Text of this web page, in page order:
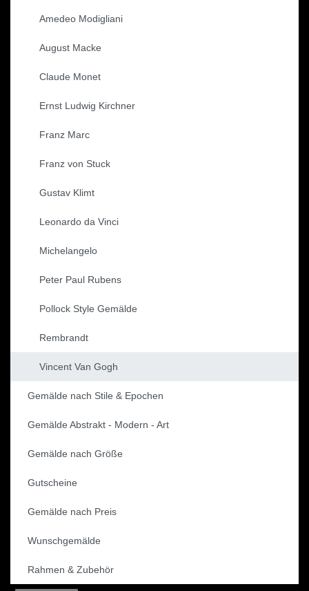
Amedeo Modigliani
August Macke
Claude Monet
Ernst Ludwig Kirchner
Franz Marc
Franz von Stuck
Gustav Klimt
Leonardo da Vinci
Michelangelo
Peter Paul Rubens
Pollock Style Gemälde
Rembrandt
Vincent Van Gogh
Gemälde nach Stile & Epochen
Gemälde Abstrakt - Modern - Art
Gemälde nach Größe
Gutscheine
Gemälde nach Preis
Wunschgemälde
Rahmen & Zubehör